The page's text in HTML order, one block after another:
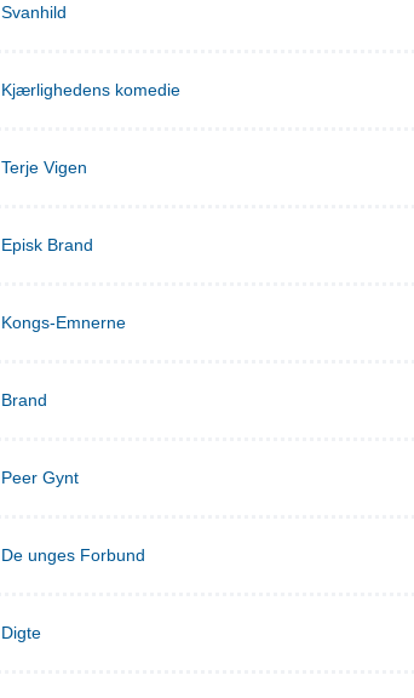
Svanhild
Kjærlighedens komedie
Terje Vigen
Episk Brand
Kongs-Emnerne
Brand
Peer Gynt
De unges Forbund
Digte